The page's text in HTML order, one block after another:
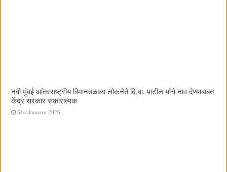
नवी मुंबई आंतरराष्ट्रीय विमानतळाला लोकनेते दि.बा. पाटील यांचे नाव देण्याबाबत
केंद्र सरकार सकारात्मक
31st January 2026